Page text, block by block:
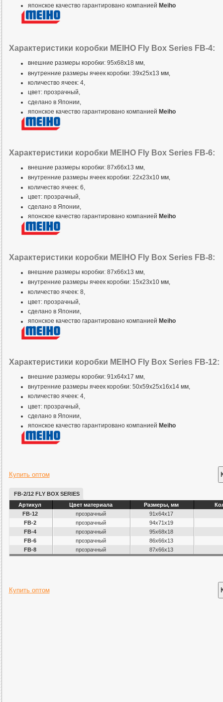
японское качество гарантировано компанией Meiho
Характеристики коробки MEIHO Fly Box Series FB-4:
внешние размеры коробки: 95x68x18 мм,
внутренние размеры ячеек коробки: 39x25x13 мм,
количество ячеек: 4,
цвет: прозрачный,
сделано в Японии,
японское качество гарантировано компанией Meiho
Характеристики коробки MEIHO Fly Box Series FB-6:
внешние размеры коробки: 87x66x13 мм,
внутренние размеры ячеек коробки: 22x23x10 мм,
количество ячеек: 6,
цвет: прозрачный,
сделано в Японии,
японское качество гарантировано компанией Meiho
Характеристики коробки MEIHO Fly Box Series FB-8:
внешние размеры коробки: 87x66x13 мм,
внутренние размеры ячеек коробки: 15x23x10 мм,
количество ячеек: 8,
цвет: прозрачный,
сделано в Японии,
японское качество гарантировано компанией Meiho
Характеристики коробки MEIHO Fly Box Series FB-12:
внешние размеры коробки: 91x64x17 мм,
внутренние размеры ячеек коробки: 50x59x25x16x14 мм,
количество ячеек: 4,
цвет: прозрачный,
сделано в Японии,
японское качество гарантировано компанией Meiho
Купить оптом
FB-2/12 FLY BOX SERIES
Артикул
Цвет материала Размеры, мм
FB-12
прозрачный
91х64х17
FB-2
прозрачный
94х71х19
FB-4
прозрачный
95х68х18
FB-6
прозрачный
86x66x13
FB-8
прозрачный 87x66x13
Купить оптом